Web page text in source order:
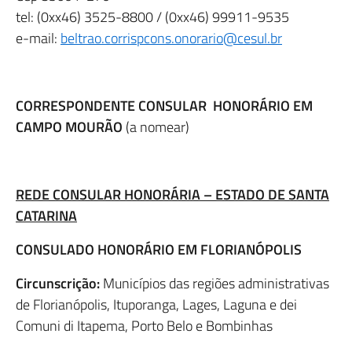
tel: (0xx46) 3525-8800 / (0xx46) 99911-9535
e-mail: beltrao.corrispcons.onorario@cesul.br
CORRESPONDENTE CONSULAR HONORÁRIO EM
CAMPO MOURÃO (a nomear)
REDE CONSULAR HONORÁRIA – ESTADO DE SANTA
CATARINA
CONSULADO HONORÁRIO EM FLORIANÓPOLIS
Circunscrição:Municípios das regiões administrativas
de Florianópolis, Ituporanga, Lages, Laguna e dei
Comuni di Itapema, Porto Belo e Bombinhas